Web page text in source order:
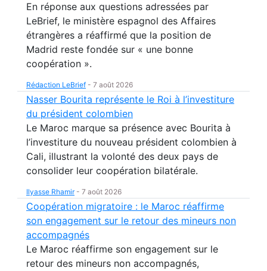
En réponse aux questions adressées par
LeBrief, le ministère espagnol des Affaires
étrangères a réaffirmé que la position de
Madrid reste fondée sur « une bonne
coopération ».
Rédaction LeBrief - 7 août 2026
Nasser Bourita représente le Roi à l’investiture
du président colombien
Le Maroc marque sa présence avec Bourita à
l’investiture du nouveau président colombien à
Cali, illustrant la volonté des deux pays de
consolider leur coopération bilatérale.
Ilyasse Rhamir- 7 août 2026
Coopération migratoire : le Maroc réaffirme
son engagement sur le retour des mineurs non
accompagnés
Le Maroc réaffirme son engagement sur le
retour des mineurs non accompagnés,